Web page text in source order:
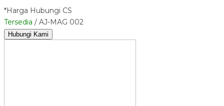
*Harga Hubungi CS
Tersedia / AJ-MAG 002
Hubungi Kami